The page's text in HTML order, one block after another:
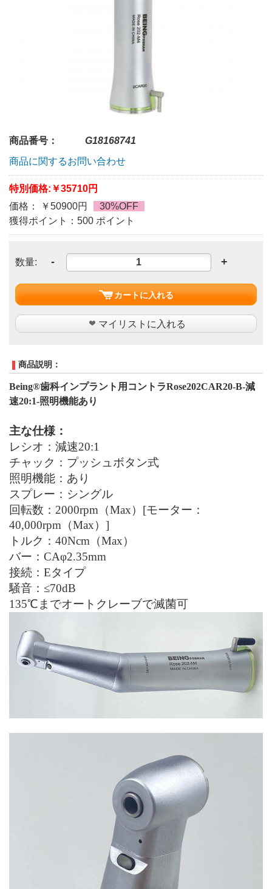
商品番号：
G18168741
商品に関するお問い合わせ
特別価格: ￥35710円
価格： ￥50900円
30%OFF
獲得ポイント：500 ポイント
数量: - +
カートに入れる
マイリストに入れる
商品説明：
Being®歯科インプラント用コントラRose202CAR20-B-減
速20:1-照明機能あり
主な仕様：
レシオ：減速20:1
チャック：プッシュボタン式
照明機能 ： あり
スプレー：シングル
回転数： 2000rpm（Max）[モーター：
40,000rpm（Max）]
トルク： 40Ncm（Max）
バー： CAφ2.35mm
接続： Eタイプ
騒音： ≤70dB
135℃までオートクレーブで滅菌可